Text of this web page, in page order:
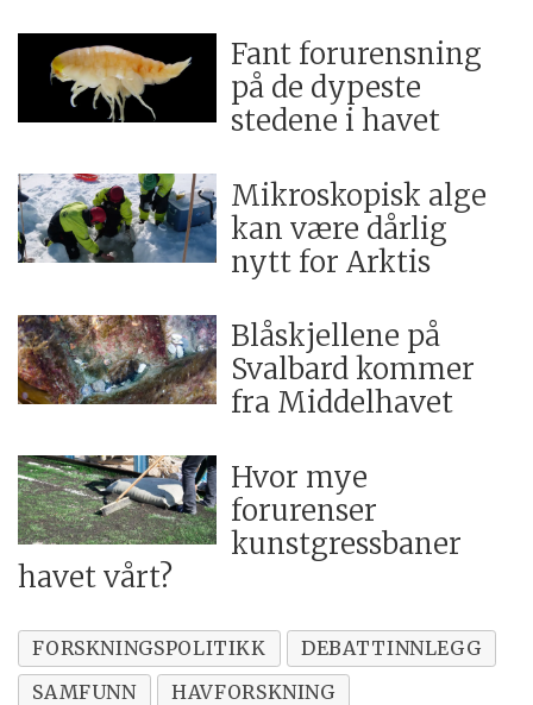
Fant forurensning
på de dypeste
stedene i havet
Mikroskopisk alge
kan være dårlig
nytt for Arktis
Blåskjellene på
Svalbard kommer
fra Middelhavet
Hvor mye
forurenser
kunstgressbaner
havet vårt?
FORSKNINGSPOLITIKK
DEBATTINNLEGG
SAMFUNN
HAVFORSKNING